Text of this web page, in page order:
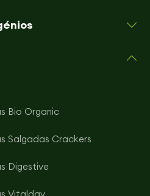
Bio Organic
Salgadas Crackers
Digestive